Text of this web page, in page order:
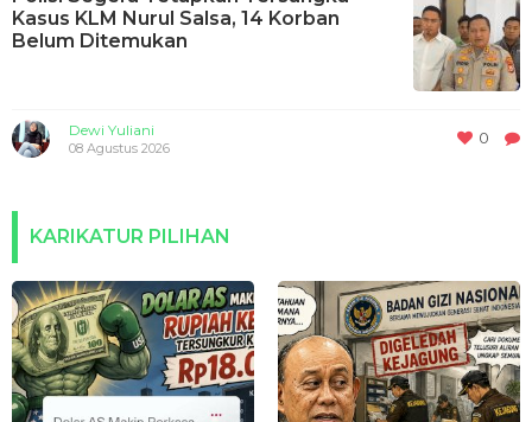
Kasus KLM Nurul Salsa, 14 Korban
Belum Ditemukan
Dewi Yuliani
08 Agustus 2026
0
KARIKATUR PILIHAN